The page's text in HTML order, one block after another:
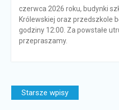
czerwca 2026 roku, budynki
Królewskiej oraz przedszkole
godziny 12:00. Za powstałe
przepraszamy.
Nawigacja
po
Starsze wpisy